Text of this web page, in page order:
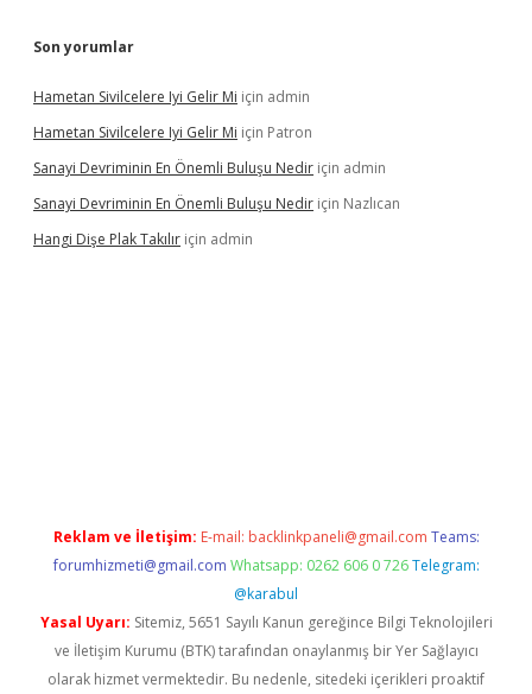
Son yorumlar
Hametan Sivilcelere Iyi Gelir Mi için admin
Hametan Sivilcelere Iyi Gelir Mi için Patron
Sanayi Devriminin En Önemli Buluşu Nedir için admin
Sanayi Devriminin En Önemli Buluşu Nedir için Nazlıcan
Hangi Dişe Plak Takılır için admin
Reklam ve İletişim: E-mail: backlinkpaneli@gmail.com Teams:
forumhizmeti@gmail.com Whatsapp: 0262 606 0 726 Telegram:
@karabul
Yasal Uyarı: Sitemiz, 5651 Sayılı Kanun gereğince Bilgi Teknolojileri
ve İletişim Kurumu (BTK) tarafından onaylanmış bir Yer Sağlayıcı
olarak hizmet vermektedir. Bu nedenle, sitedeki içerikleri proaktif